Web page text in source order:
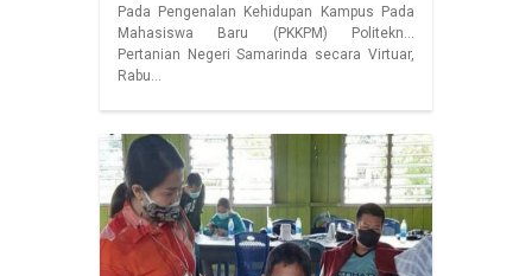
Pada Pengenalan Kehidupan Kampus Pada
Mahasiswa Baru (PKKPM) Politeknik
Pertanian Negeri Samarinda secara Virtuar,
Rabu…